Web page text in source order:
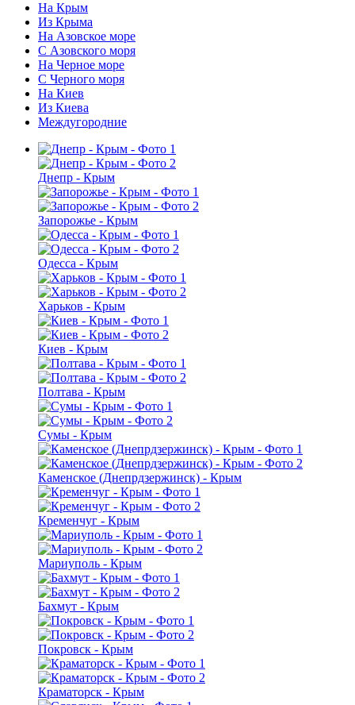
На Крым
Из Крыма
На Азовское море
С Азовского моря
На Черное море
С Черного моря
На Киев
Из Киева
Междугородние
Днепр - Крым
Запорожье - Крым
Одесса - Крым
Харьков - Крым
Киев - Крым
Полтава - Крым
Сумы - Крым
Каменское (Днепрдзержинск) - Крым
Кременчуг - Крым
Мариуполь - Крым
Бахмут - Крым
Покровск - Крым
Краматорск - Крым